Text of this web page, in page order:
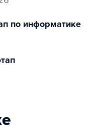
по информатике